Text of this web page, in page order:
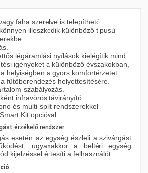
falra szerelve is telepíthető
illeszkedik különböző típusú
légáramlási nyílások kielégítik mind
igényeket a különböző évszakokban,
helyiségben a gyors komfortérzetet.
fűtőberendezés helyettesítésére.
szabályozás.
infravörös távirányító.
és multi-split rendszerekkel.
Kit opcióval.
érzékelő rendszer
esetén az egység észleli a szivárgást
ugyanakkor a beltéri egység
kijelzéssel értesíti a felhasználót.